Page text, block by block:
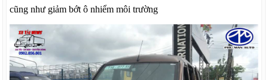
cũng như giảm bớt ô nhiểm môi trường